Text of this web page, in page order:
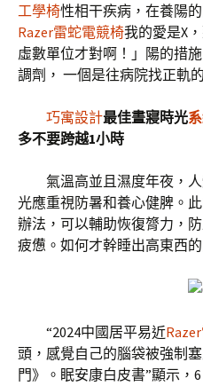
工學椅性相干疾病，在養陽
Razer雷蛇電競椅我的愛是X
虛數單位才對啊！」陽的措
調劑， 一個是往病院找正軌
巧寓設計最佳晝寢時光
多不要跨越1小時
氣溫高並且濕度年夜，
光應重視防暑和養心健脾。
辦法，可以輔助恢復膂力，
疲憊。如何才幹睡出高東西
“2024中國居平易近
頭，感覺自己的腦袋被強制
門》。眠安康白皮書”顯示，